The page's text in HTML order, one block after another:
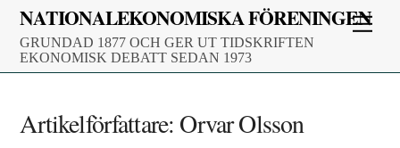
Skip
content
NATIONALEKONOMISKA FÖRENINGEN
GRUNDAD 1877 OCH GER UT TIDSKRIFTEN
EKONOMISK DEBATT SEDAN 1973
Artikelförfattare: Orvar Olsson